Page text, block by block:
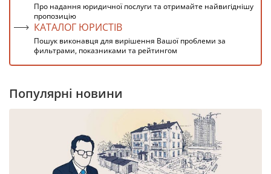
Про надання юридичної послуги та отримайте найвигіднішу
пропозицію
КАТАЛОГ ЮРИСТІВ
Пошук виконавця для вирішення Вашої проблеми за
фильтрами, показниками та рейтингом
Популярні новини